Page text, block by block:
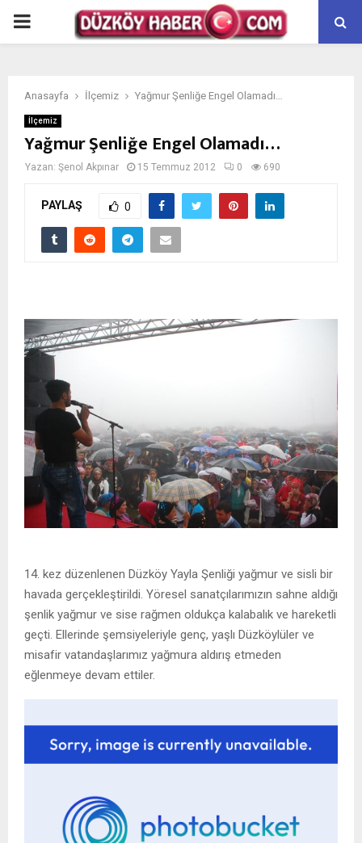
PRIMARY
Anasayfa İlçemiz Yağmur Şenliğe Engel Olamadı…
İlçemiz
Yağmur Şenliğe Engel Olamadı…
Yazan: Şenol Akpınar 15 Temmuz 2012 0 690
PAYLAŞ 0
14. kez düzenlenen Düzköy Yayla Şenliği yağmur ve sisli bir
havada gerçekleştirildi. Yöresel sanatçılarımızın sahne aldığı
şenlik yağmur ve sise rağmen oldukça kalabalık ve hareketli
geçti. Ellerinde şemsiyeleriyle genç, yaşlı Düzköylüler ve
misafir vatandaşlarımız yağmura aldırış etmeden
eğlenmeye devam ettiler.